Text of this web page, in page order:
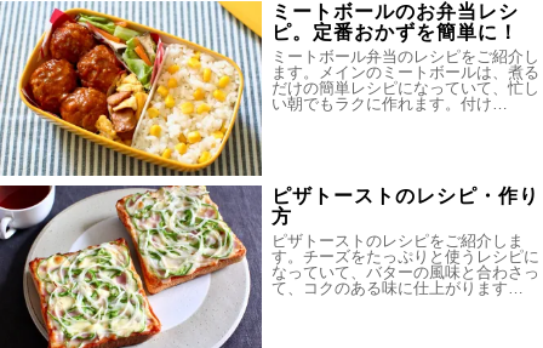
ミートボールのお弁当レシ
ピ。定番おかずを簡単に！
ミートボール弁当のレシピをご紹介し
ます。メインのミートボールは、煮る
だけの簡単レシピになっていて、忙し
い朝でもラクに作れます。付け…
ピザトーストのレシピ・作り
方
ピザトーストのレシピをご紹介しま
す。チーズをたっぷりと使うレシピに
なっていて、バターの風味と合わさっ
て、コクのある味に仕上がります…